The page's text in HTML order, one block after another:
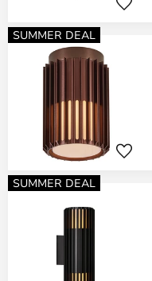
SUMMER DEAL
SUMMER DEAL